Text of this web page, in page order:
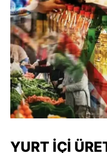
YURT İÇI